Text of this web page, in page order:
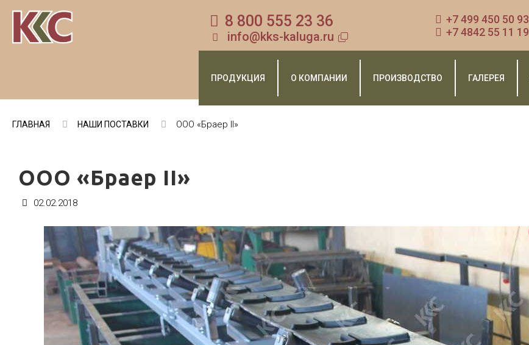
8 800 555 23 36
info@kks-kaluga.ru
+7 499 450 50 93
+7 4842 55 11 19
ПРОДУКЦИЯ О КОМПАНИИ ПРОИЗВОДСТВО ГАЛЕРЕЯ
ГЛАВНАЯ НАШИ ПОСТАВКИ ООО «Браер II»
ООО «Браер II»
02.02.2018